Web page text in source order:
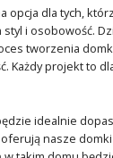
opcja dla tych,
i osobowość.
tworzenia
Każdy projekt to
idealnie
nasze